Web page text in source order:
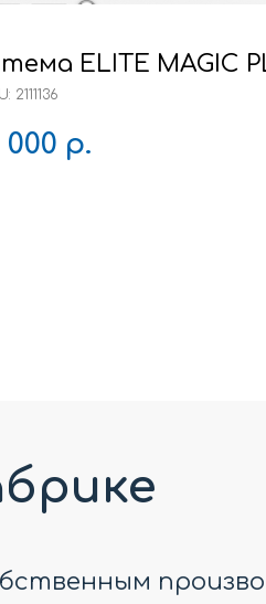
ELITE MAGIC
2111136
р.